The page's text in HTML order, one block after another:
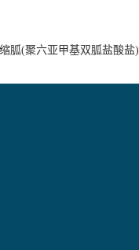
胍(聚六亚甲基双胍盐酸盐)